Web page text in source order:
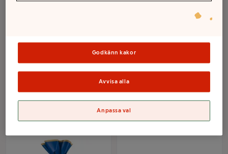
pack 270 g Bake My
Mer info
Bake My Day
Mer info
Godkänn kakor
Avvisa alla
Anpassa val